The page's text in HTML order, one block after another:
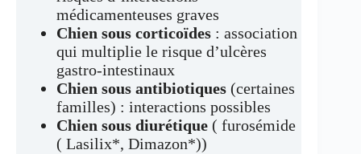
médicamenteuses graves
Chien sous corticoïdes : association
qui multiplie le risque d’ulcères
gastro-intestinaux
Chien sous antibiotiques (certaines
familles) : interactions possibles
Chien sous diurétique ( furosémide
( Lasilix*, Dimazon*))